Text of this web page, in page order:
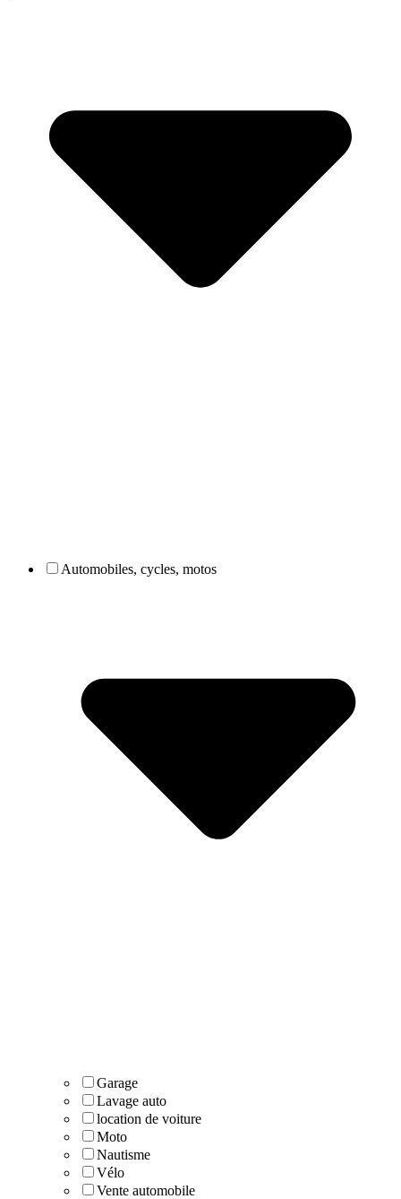
Automobiles, cycles, motos
Garage
Lavage auto
location de voiture
Moto
Nautisme
Vélo
Vente automobile